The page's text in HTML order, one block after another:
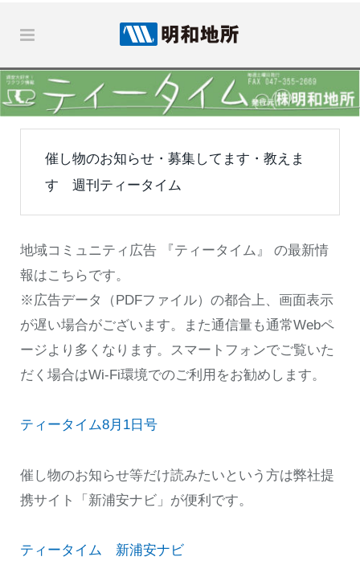
催し物のお知らせ・募集してます・教えま
す 週刊ティータイム
地域コミュニティ広告 『ティータイム』 の最新情
報はこちらです。
※広告データ（PDFファイル）の都合上、画面表示
が遅い場合がございます。また通信量も通常Webペ
ージより多くなります。スマートフォンでご覧いた
だく場合はWi-Fi環境でのご利用をお勧めします。
ティータイム8月1日号
催し物のお知らせ等だけ読みたいという方は弊社提
携サイト「新浦安ナビ」が便利です。
ティータイム 新浦安ナビ